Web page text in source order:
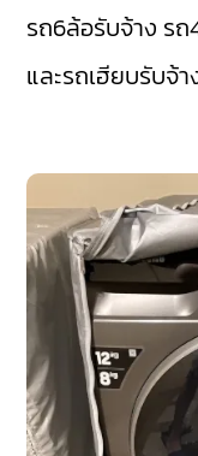
รถ6ล้อรับจ้าง ร
และรถเฮียบรับจ้า